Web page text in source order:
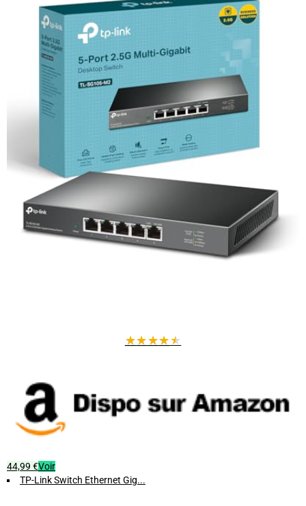
★★★★★
44,99 €Voir
TP-Link Switch Ethernet Gig...